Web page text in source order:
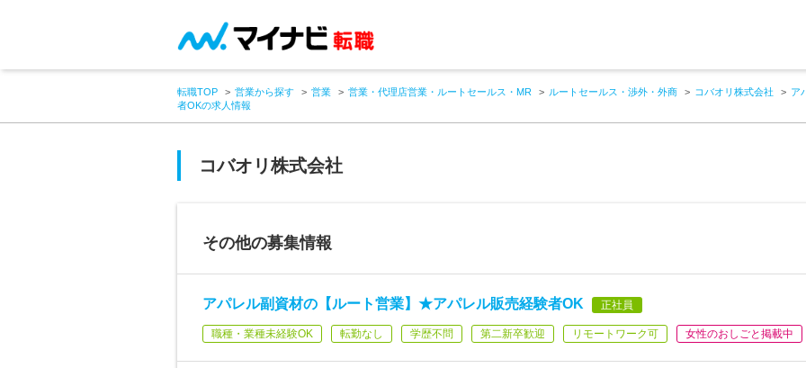
転職TOP 営業から探す 営業 営業・代理店営業・ルートセールス・MR ルートセールス・渉外・外商 コバオリ株式会社
ア
者OKの求人情報
コバオリ株式会社
その他の募集情報
アパレル副資材の【ルート営業】★アパレル販売経験者OK 正社員
職種・業種未経験OK 転勤なし 学歴不問 第二新卒歓迎 リモートワーク可 女性のおしごと掲載中